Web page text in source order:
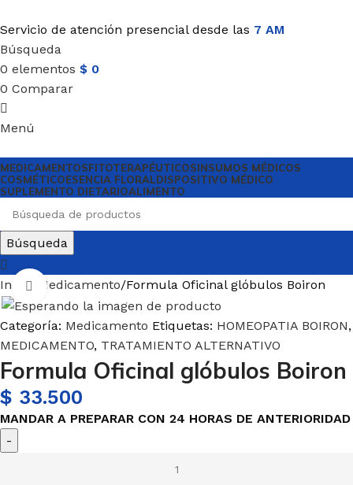
Servicio de atención presencial desde las 7 AM
Búsqueda
0 elementos $ 0
0 Comparar
Menú
MEDICAMENTOSFITOTERAPÉUTICOSINSUMOS MÉDICOS
COSMÉTICOESENCIA FLORALDISPOSITIVO MÉDICO
SUPLEMENTO DIETARIOALIMENTO
Búsqueda
Inicio Medicamento Formula Oficinal glóbulos Boiron
Haga Click para agrandar
Categoría: Medicamento Etiquetas: HOMEOPATIA BOIRON,
MEDICAMENTO, TRATAMIENTO ALTERNATIVO
Formula Oficinal glóbulos Boiron
$ 33.500
MANDAR A PREPARAR CON 24 HORAS DE ANTERIORIDAD